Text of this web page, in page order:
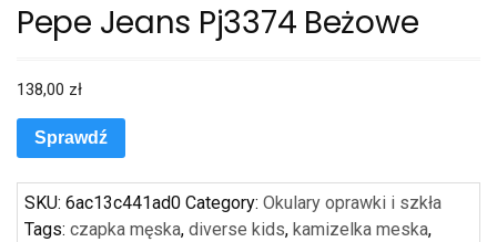
Pepe Jeans Pj3374 Beżowe
138,00 zł
Sprawdź
SKU: 6ac13c441ad0 Category: Okulary oprawki i szkła
Tags: czapka męska, diverse kids, kamizelka meska,